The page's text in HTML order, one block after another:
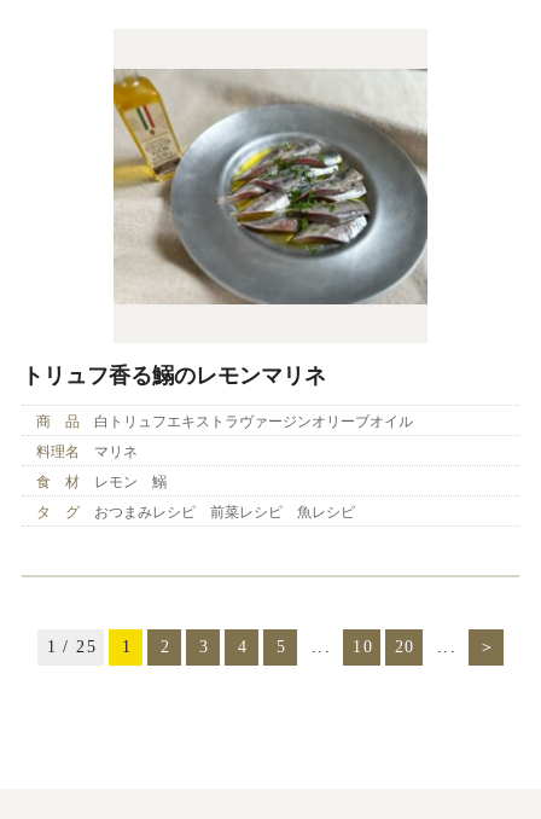
トリュフ香る鰯のレモンマリネ
商 品
白トリュフエキストラヴァージンオリーブオイル
料理名
マリネ
食 材
レモン 鰯
タ グ
おつまみレシピ 前菜レシピ 魚レシピ
1 / 25 1 2 3 4 5 ... 10 20 ... ＞